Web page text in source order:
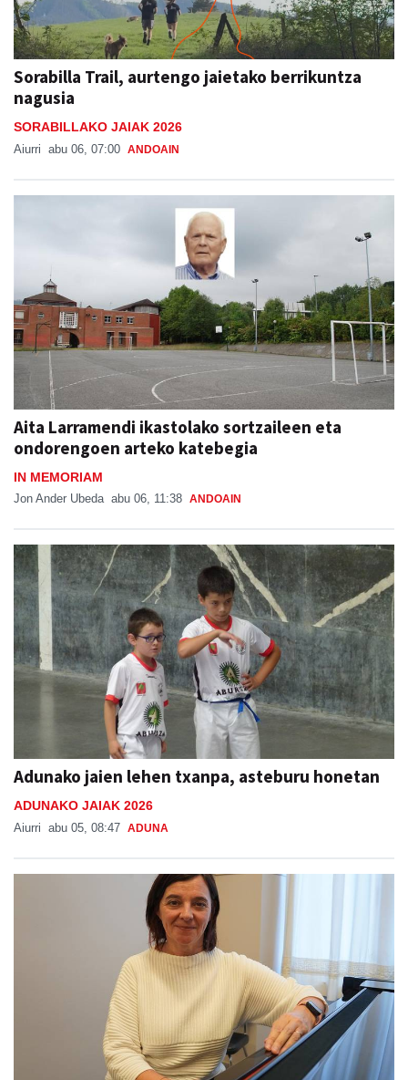
Sorabilla Trail, aurtengo jaietako berrikuntza
nagusia
SORABILLAKO JAIAK 2026
Aiurri abu 06, 07:00 ANDOAIN
Aita Larramendi ikastolako sortzaileen eta
ondorengoen arteko katebegia
IN MEMORIAM
Jon Ander Ubeda abu 06, 11:38 ANDOAIN
Adunako jaien lehen txanpa, asteburu honetan
ADUNAKO JAIAK 2026
Aiurri abu 05, 08:47 ADUNA